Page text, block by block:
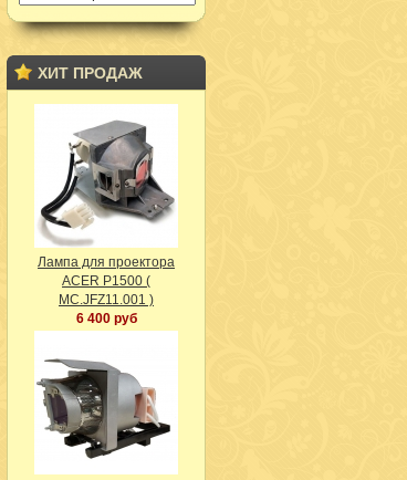
ХИТ ПРОДАЖ
Лампа для проектора
ACER P1500 (
MC.JFZ11.001 )
6 400 руб